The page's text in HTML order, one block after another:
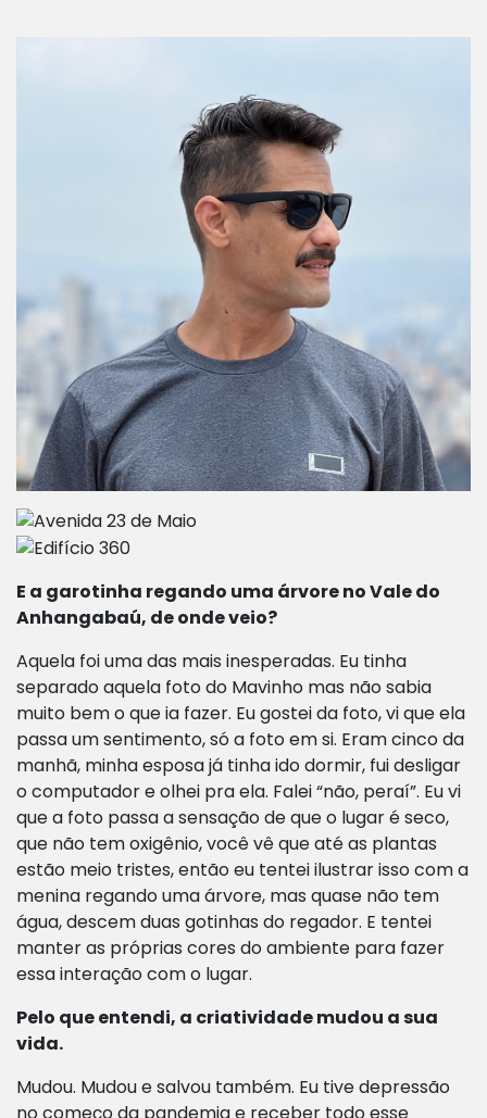
E a garotinha regando uma árvore no Vale do
Anhangabaú, de onde veio?
Aquela foi uma das mais inesperadas. Eu tinha
separado aquela foto do Mavinho mas não sabia
muito bem o que ia fazer. Eu gostei da foto, vi que ela
passa um sentimento, só a foto em si. Eram cinco da
manhã, minha esposa já tinha ido dormir, fui desligar
o computador e olhei pra ela. Falei “não, peraí”. Eu vi
que a foto passa a sensação de que o lugar é seco,
que não tem oxigênio, você vê que até as plantas
estão meio tristes, então eu tentei ilustrar isso com a
menina regando uma árvore, mas quase não tem
água, descem duas gotinhas do regador. E tentei
manter as próprias cores do ambiente para fazer
essa interação com o lugar.
Pelo que entendi, a criatividade mudou a sua
vida.
Mudou. Mudou e salvou também. Eu tive depressão
no começo da pandemia e receber todo esse